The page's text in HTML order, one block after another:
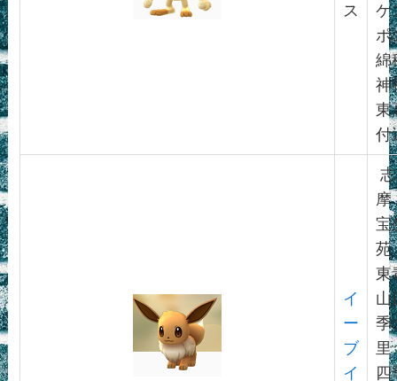
ス
ケ
ポ
綿
神
東
付
イ
ー
ブ
イ
志
摩
宝
苑
東
山
季
里
四